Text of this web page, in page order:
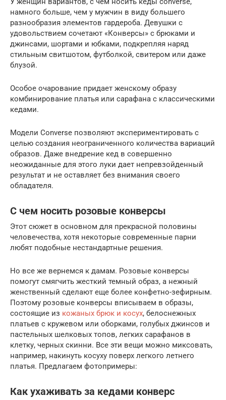
намного больше, чем у мужчин в виду большего
разнообразия элементов гардероба. Девушки с
удовольствием сочетают «Конверсы» с брюками и
джинсами, шортами и юбками, подкрепляя наряд
стильным свитшотом, футболкой, свитером или даже
блузой.
Особое очарование придает женскому образу
комбинирование платья или сарафана с классическими
кедами.
Модели Converse позволяют экспериментировать с
целью создания неограниченного количества вариаций
образов. Даже внедрение кед в совершенно
неожиданные для этого луки дает непревзойденный
результат и не оставляет без внимания своего
обладателя.
С чем носить розовые конверсы
Этот сюжет в основном для прекрасной половины
человечества, хотя некоторые современные парни
любят подобные нестандартные решения.
Но все же вернемся к дамам. Розовые конверсы
помогут смягчить жесткий темный образ, а нежный
женственный сделают еще более конфетно-зефирным.
Поэтому розовые конверсы вписываем в образы,
состоящие из кожаных брюк и косух, белоснежных
платьев с кружевом или оборками, голубых джинсов и
пастельных шелковых топов, легких сарафанов в
клетку, черных скинни. Все эти вещи можно миксовать,
например, накинуть косуху поверх легкого летнего
платья. Предлагаем фотопримеры:
Как ухаживать за кедами конверс